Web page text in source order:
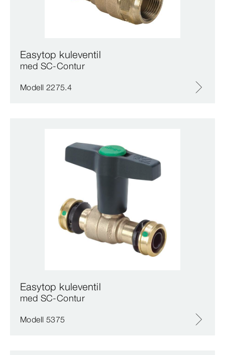
Easytop kuleventil
med SC‑Contur
Modell 2275.4
Easytop kuleventil
med SC‑Contur
Modell 5375